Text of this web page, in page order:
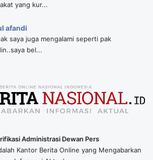
yang kur...
afandi
saya juga mengalami seperti pak
bel...
Administrasi Dewan Pers
Kantor Berita Online yang Mengabarkan